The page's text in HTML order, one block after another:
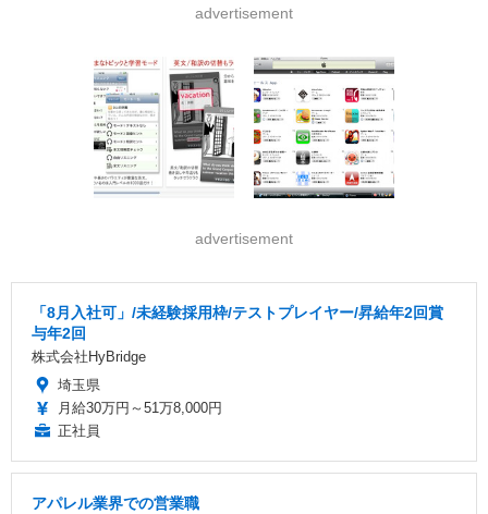
advertisement
advertisement
「8月入社可」/未経験採用枠/テストプレイヤー/昇給年2回賞
与年2回
株式会社HyBridge
埼玉県
月給30万円～51万8,000円
正社員
アパレル業界での営業職